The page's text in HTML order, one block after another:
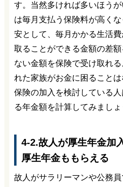
す。当然多ければ多いほう
は毎月支払う保険料が高く
安として、毎月かかる生活
取ることができる金額の差
ない金額を保険で受け取れ
れた家族がお金に困ること
保険の加入を検討している
る年金額を計算してみましょ
4-2.故人が厚生年金加
厚生年金ももらえる
故人がサラリーマンや公務